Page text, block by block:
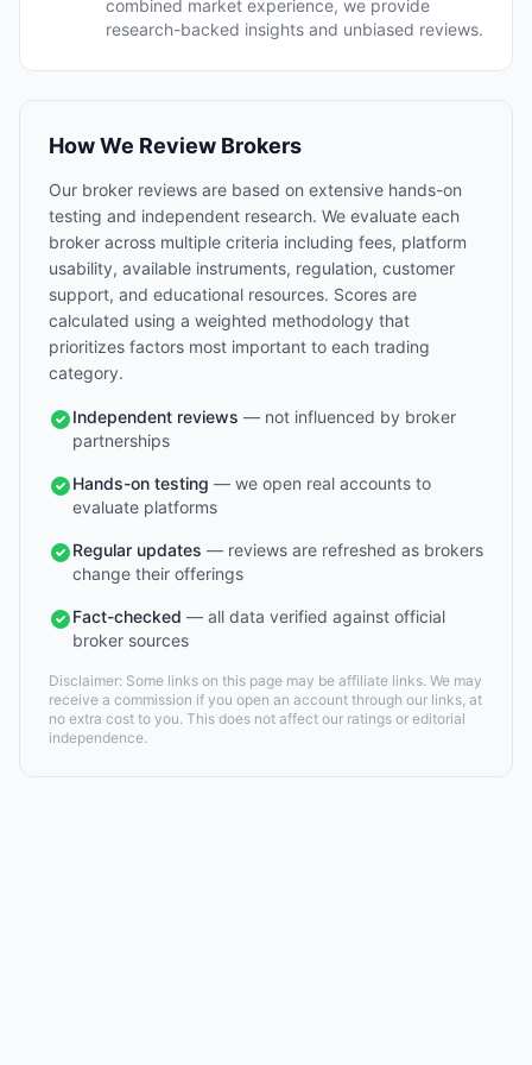
combined market experience, we provide
research-backed insights and unbiased reviews.
How We Review Brokers
Our broker reviews are based on extensive hands-on
testing and independent research. We evaluate each
broker across multiple criteria including fees, platform
usability, available instruments, regulation, customer
support, and educational resources. Scores are
calculated using a weighted methodology that
prioritizes factors most important to each trading
category.
Independent reviews — not influenced by broker
partnerships
Hands-on testing — we open real accounts to
evaluate platforms
Regular updates — reviews are refreshed as brokers
change their offerings
Fact-checked — all data verified against official
broker sources
Disclaimer: Some links on this page may be affiliate links. We may
receive a commission if you open an account through our links, at
no extra cost to you. This does not affect our ratings or editorial
independence.